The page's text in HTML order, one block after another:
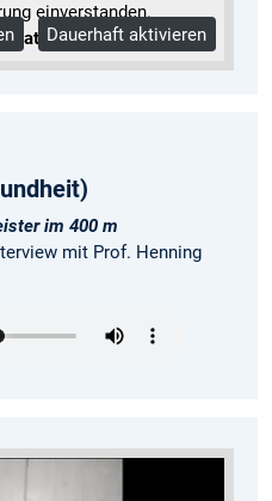
einverstanden.
Dauerhaft aktivieren
im 400 m
mit Prof. Henning